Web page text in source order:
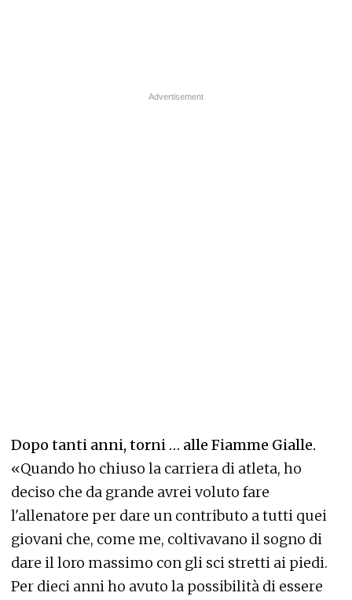
Dopo tanti anni, torni … alle Fiamme Gialle.
«Quando ho chiuso la carriera di atleta, ho
deciso che da grande avrei voluto fare
l'allenatore per dare un contributo a tutti quei
giovani che, come me, coltivavano il sogno di
dare il loro massimo con gli sci stretti ai piedi.
Per dieci anni ho avuto la possibilità di essere